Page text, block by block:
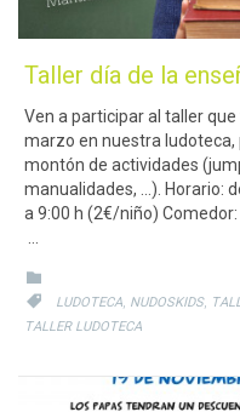
Taller día de la
Ven a participar al taller
marzo en nuestra
montón de actividades
manualidades, …). Horario:
a 9:00 h (2€/niño)

 CATEGORY
LUDOTECA NUDOSKIDS,
TALLER LUDOTECA